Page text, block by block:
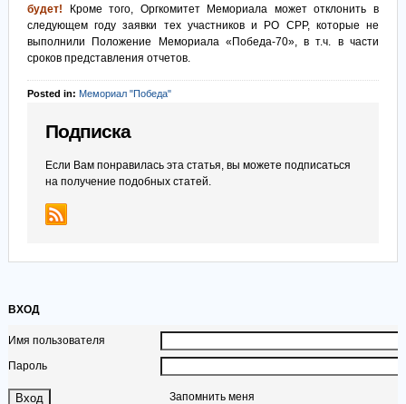
будет!
Кроме того, Оргкомитет Мемориала может отклонить в
следующем году заявки тех участников и РО СРР, которые не
выполнили Положение Мемориала «Победа-70», в т.ч. в части
сроков представления отчетов.
Posted in: Мемориал "Победа"
Подписка
Если Вам понравилась эта статья, вы можете подписаться
на получение подобных статей.
ВХОД
Имя пользователя
Пароль
Запомнить меня